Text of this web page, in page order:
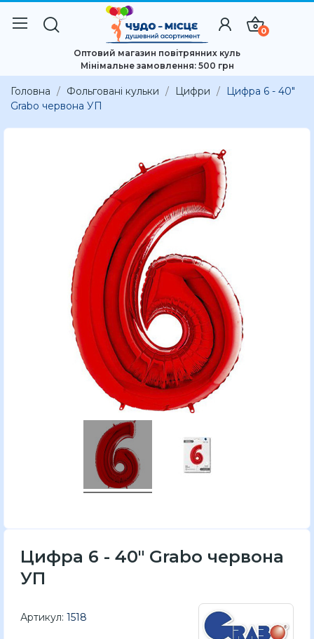
0
Оптовий магазин повітрянних куль
Мінімальне замовлення: 500 грн
Головна Фольговані кульки Цифри
Цифра 6 - 40"
Grabo червона УП
Цифра 6 - 40" Grabo червона
УП
Артикул: 1518